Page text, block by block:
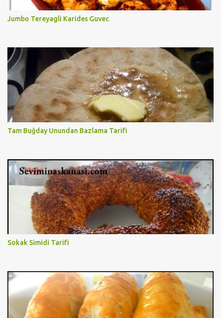
Jumbo Tereyagli Karides Guvec
Tam Buğday Unundan Bazlama Tarifi
Sokak Simidi Tarifi